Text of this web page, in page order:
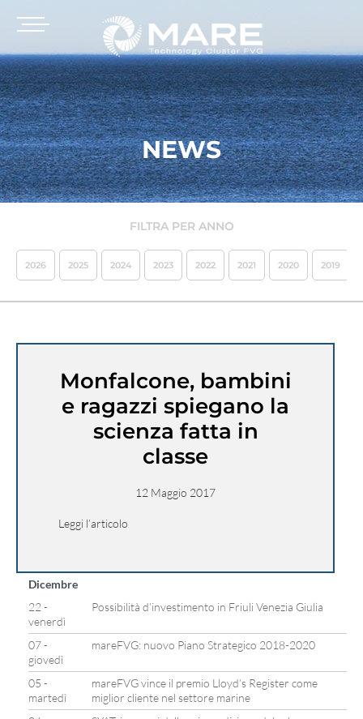
NEWS
FILTRA PER ANNO
2026 2025 2024 2023 2022 2021 2020 2019
Monfalcone, bambini
e ragazzi spiegano la
scienza fatta in
classe
12 Maggio 2017
Leggi l’articolo
Dicembre
22 -
venerdì
Possibilità d’investimento in Friuli Venezia Giulia
07 -
giovedì
mareFVG: nuovo Piano Strategico 2018-2020
05 -
martedì
mareFVG vince il premio Lloyd’s Register come
miglior cliente nel settore marine